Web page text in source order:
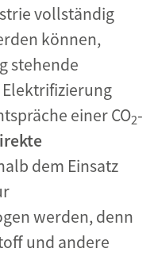
vollständig
können,
stehende
einer CO2-
dem Einsatz
werden, denn
und andere